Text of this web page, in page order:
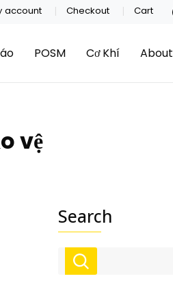
account Checkout Cart
POSM Cơ Khí About
vệ
Search